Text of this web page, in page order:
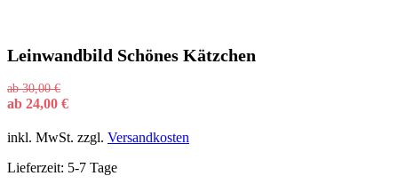
Leinwandbild Schönes Kätzchen
ab30,00€
ab 24,00 €
inkl. MwSt. zzgl. Versandkosten
Lieferzeit: 5-7 Tage